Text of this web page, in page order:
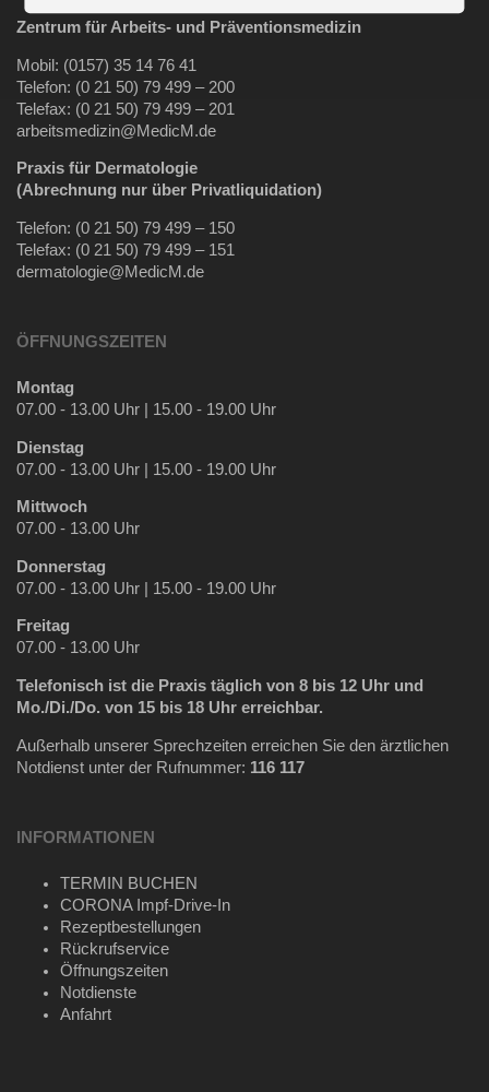
Zentrum für Arbeits- und Präventionsmedizin
Mobil: (0157) 35 14 76 41
Telefon: (0 21 50) 79 499 – 200
Telefax: (0 21 50) 79 499 – 201
arbeitsmedizin@MedicM.de
Praxis für Dermatologie
(Abrechnung nur über Privatliquidation)
Telefon: (0 21 50) 79 499 – 150
Telefax: (0 21 50) 79 499 – 151
dermatologie@MedicM.de
ÖFFNUNGSZEITEN
Montag
07.00 - 13.00 Uhr | 15.00 - 19.00 Uhr
Dienstag
07.00 - 13.00 Uhr | 15.00 - 19.00 Uhr
Mittwoch
07.00 - 13.00 Uhr
Donnerstag
07.00 - 13.00 Uhr | 15.00 - 19.00 Uhr
Freitag
07.00 - 13.00 Uhr
Telefonisch ist die Praxis täglich von 8 bis 12 Uhr und
Mo./Di./Do. von 15 bis 18 Uhr erreichbar.
Außerhalb unserer Sprechzeiten erreichen Sie den ärztlichen
Notdienst unter der Rufnummer: 116 117
INFORMATIONEN
TERMIN BUCHEN
CORONA Impf-Drive-In
Rezeptbestellungen
Rückrufservice
Öffnungszeiten
Notdienste
Anfahrt